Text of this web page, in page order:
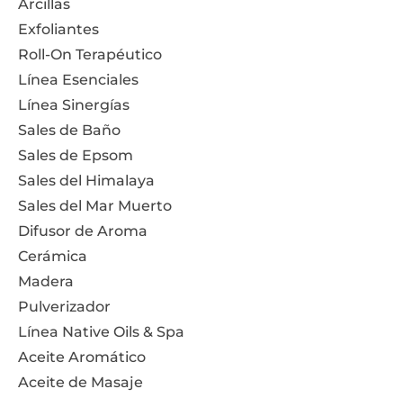
Arcillas
Exfoliantes
Roll-On Terapéutico
Línea Esenciales
Línea Sinergías
Sales de Baño
Sales de Epsom
Sales del Himalaya
Sales del Mar Muerto
Difusor de Aroma
Cerámica
Madera
Pulverizador
Línea Native Oils & Spa
Aceite Aromático
Aceite de Masaje